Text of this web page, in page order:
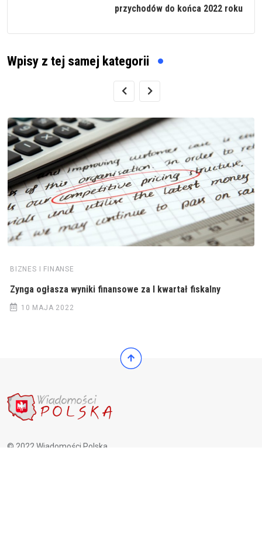
przychodów do końca 2022 roku
Wpisy z tej samej kategorii
BIZNES I FINANSE
Zynga ogłasza wyniki finansowe za I kwartał fiskalny
10 MAJA 2022
© 2022 Wiadomości Polska